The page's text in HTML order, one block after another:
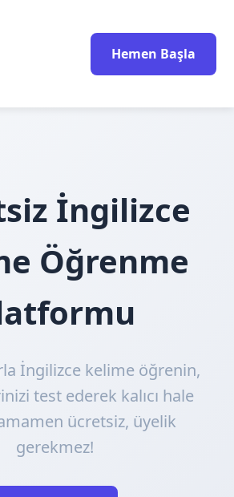
Hemen Başla
İngilizce
Öğrenme
İngilizce kelime öğrenin,
test ederek kalıcı hale
ücretsiz, üyelik
gerekmez!